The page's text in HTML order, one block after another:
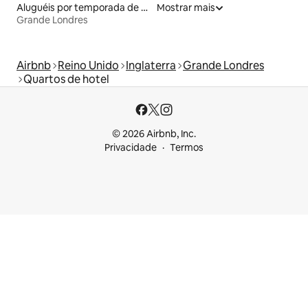
Aluguéis por temporada de celeiros
Grande Londres
Mostrar mais
Airbnb Reino Unido Inglaterra Grande Londres
Quartos de hotel
© 2026 Airbnb, Inc.
Privacidade
Termos